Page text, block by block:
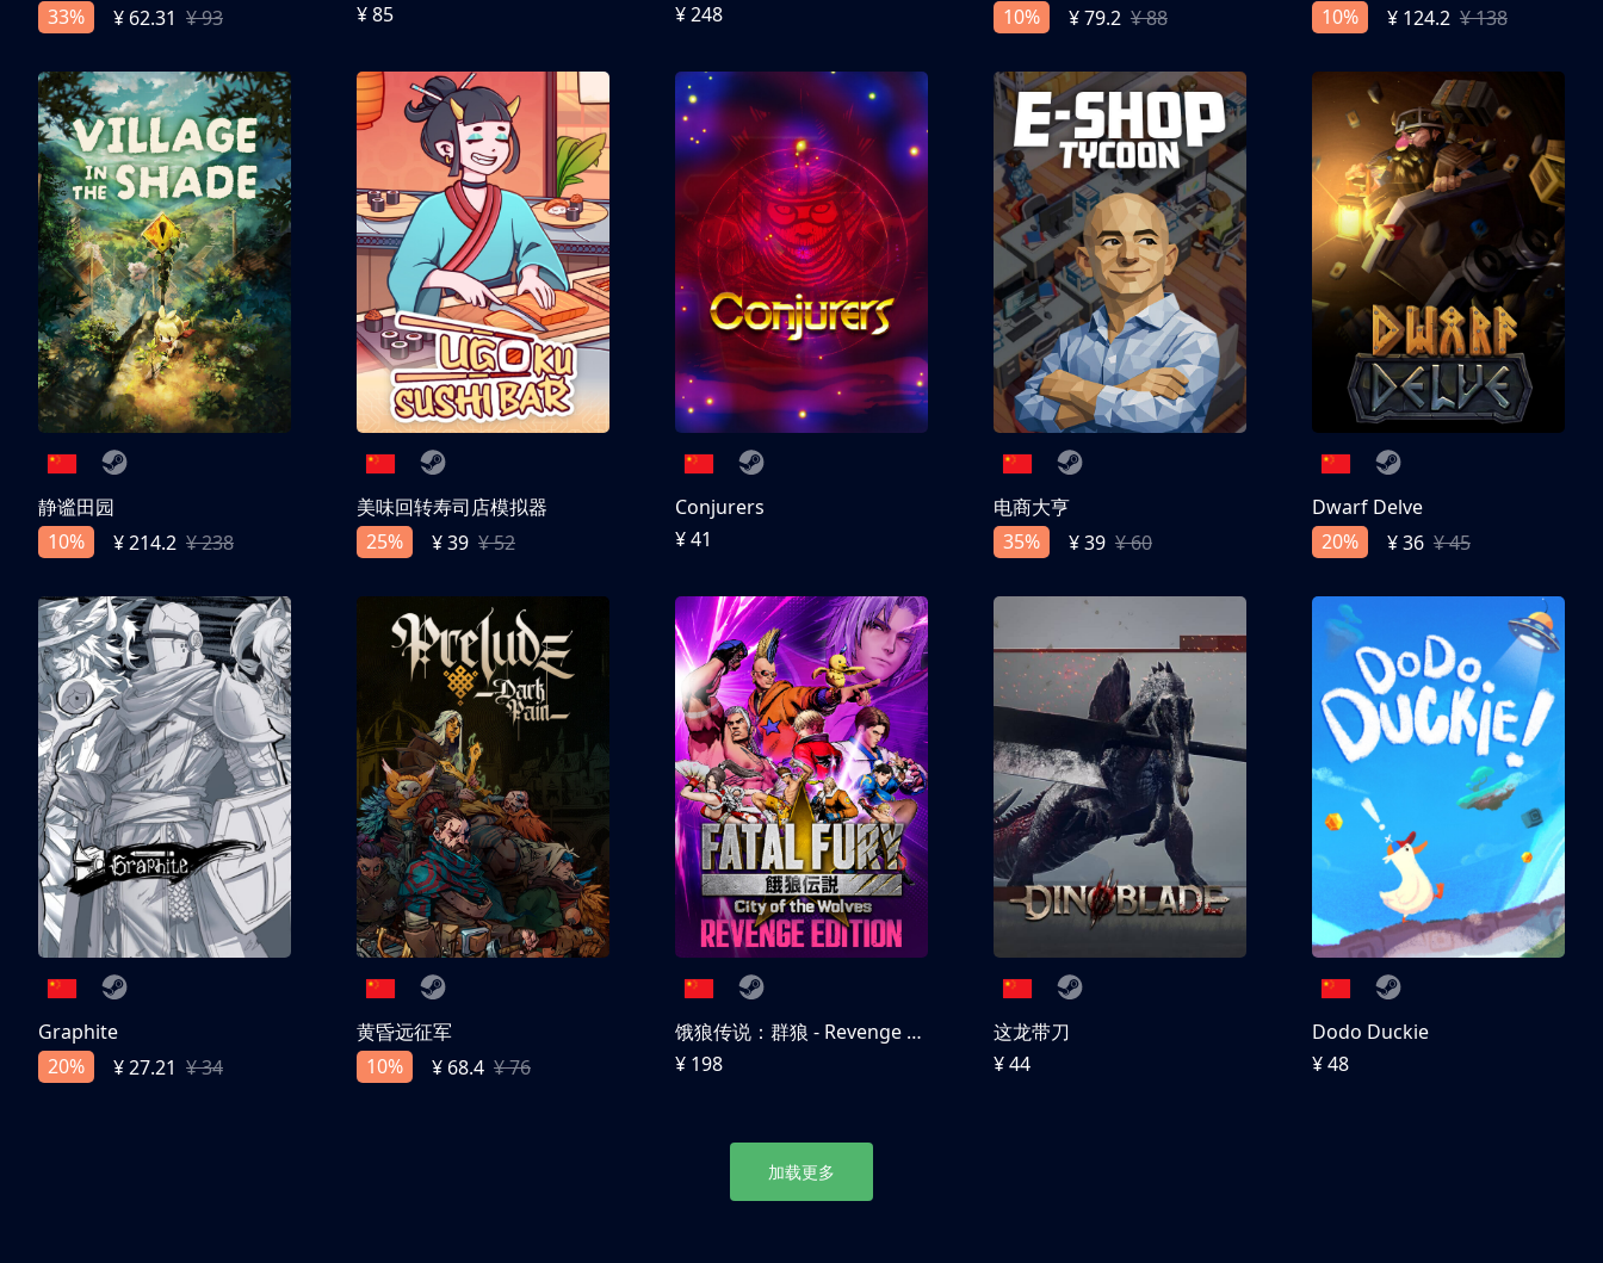
33%
¥ 62.31 ¥ 93
¥ 85
¥ 248
10%
¥ 79.2 ¥ 88
10%
¥ 124.2 ¥ 138
静谧田园
10%
¥ 214.2 ¥ 238
美味回转寿司店模拟器
25%
¥ 39 ¥ 52
Conjurers
¥ 41
电商大亨
35%
¥ 39 ¥ 60
Dwarf Delve
20%
¥ 36 ¥ 45
Graphite
20%
¥ 27.21 ¥ 34
黄昏远征军
10%
¥ 68.4 ¥ 76
饿狼传说：群狼 - Revenge Edition
¥ 198
这龙带刀
¥ 44
Dodo Duckie
¥ 48
加载更多